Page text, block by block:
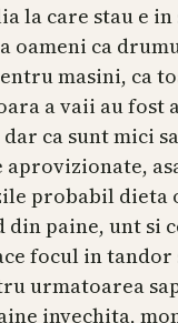
la care stau e
oameni ca
masini, ca
a vaii au fost
ca sunt mici
aprovizionate,
probabil dieta
paine, unt si
focul in tandor
urmatoarea
invechita,